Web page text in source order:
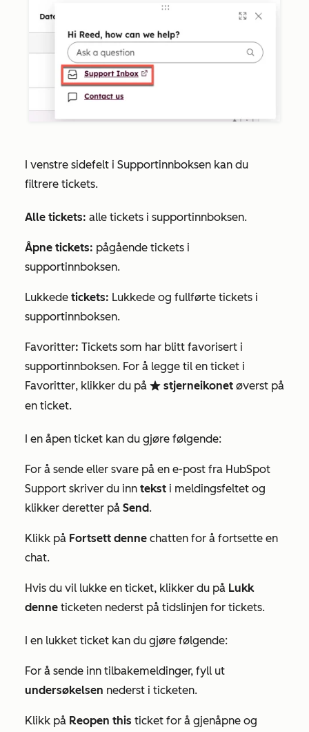
I venstre sidefelt i Supportinnboksen kan du
filtrere tickets.
Alle tickets: alle tickets i supportinnboksen.
Åpne tickets: pågående tickets i
supportinnboksen.
Lukkede tickets: Lukkede og fullførte tickets i
supportinnboksen.
Favoritter: Tickets som har blitt favorisert i
supportinnboksen. For å legge til en ticket i
Favoritter, klikker du på favorite stjerneikonet øverst på
en ticket.
I en åpen ticket kan du gjøre følgende:
For å sende eller svare på en e-post fra HubSpot
Support skriver du inn tekst i meldingsfeltet og
klikker deretter på Send.
Klikk på Fortsett denne chatten for å fortsette en
chat.
Hvis du vil lukke en ticket, klikker du på Lukk
denne ticketen nederst på tidslinjen for tickets.
I en lukket ticket kan du gjøre følgende:
For å sende inn tilbakemeldinger, fyll ut
undersøkelsen nederst i ticketen.
Klikk på Reopen this ticket for å gjenåpne og